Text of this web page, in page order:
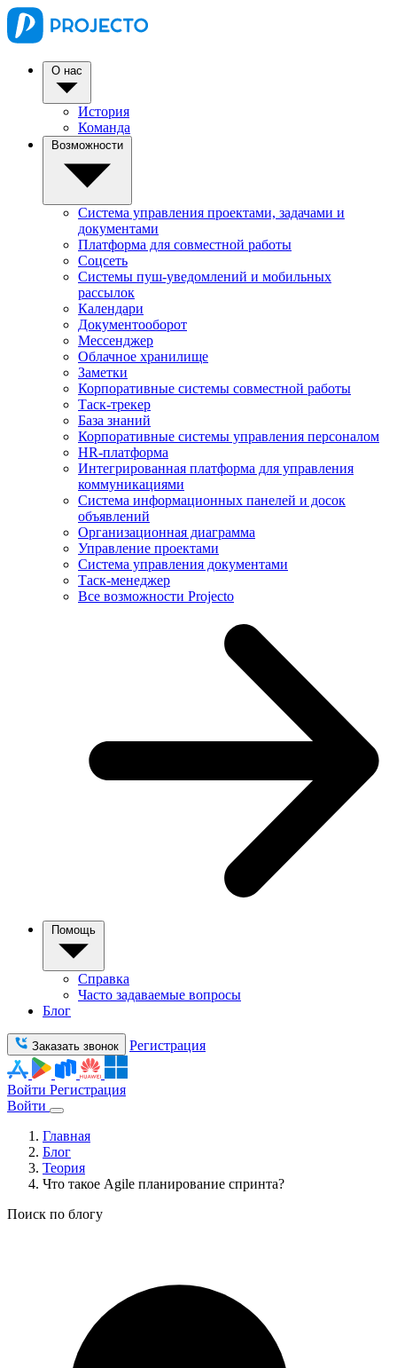
О нас
История
Команда
Возможности
Система управления проектами, задачами и
документами
Платформа для совместной работы
Соцсеть
Системы пуш-уведомлений и мобильных
рассылок
Календари
Документооборот
Мессенджер
Облачное хранилище
Заметки
Корпоративные системы совместной работы
Таск-трекер
База знаний
Корпоративные системы управления персоналом
HR-платформа
Интегрированная платформа для управления
коммуникациями
Система информационных панелей и досок
объявлений
Организационная диаграмма
Управление проектами
Система управления документами
Таск-менеджер
Все возможности Projecto
Помощь
Справка
Часто задаваемые вопросы
Блог
Заказать звонок Регистрация
Войти Регистрация
Войти
Главная
Блог
Теория
Что такое Agile планирование спринта?
Поиск по блогу